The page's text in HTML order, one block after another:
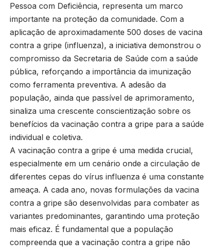
Pessoa com Deficiência, representa um marco
importante na proteção da comunidade. Com a
aplicação de aproximadamente 500 doses de vacina
contra a gripe (influenza), a iniciativa demonstrou o
compromisso da Secretaria de Saúde com a saúde
pública, reforçando a importância da imunização
como ferramenta preventiva. A adesão da
população, ainda que passível de aprimoramento,
sinaliza uma crescente conscientização sobre os
benefícios da vacinação contra a gripe para a saúde
individual e coletiva.
A vacinação contra a gripe é uma medida crucial,
especialmente em um cenário onde a circulação de
diferentes cepas do vírus influenza é uma constante
ameaça. A cada ano, novas formulações da vacina
contra a gripe são desenvolvidas para combater as
variantes predominantes, garantindo uma proteção
mais eficaz. É fundamental que a população
compreenda que a vacinação contra a gripe não